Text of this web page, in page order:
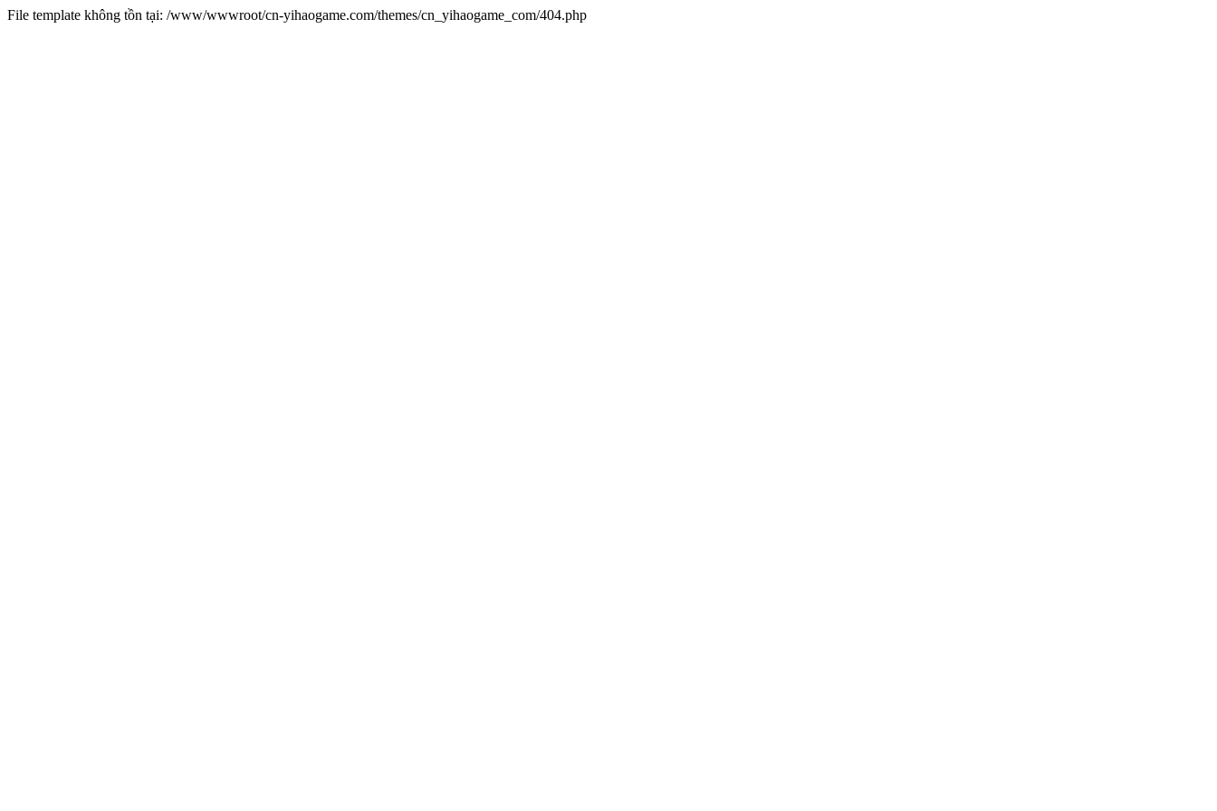
File template không tồn tại: /www/wwwroot/cn-yihaogame.com/themes/cn_yihaogame_com/404.php